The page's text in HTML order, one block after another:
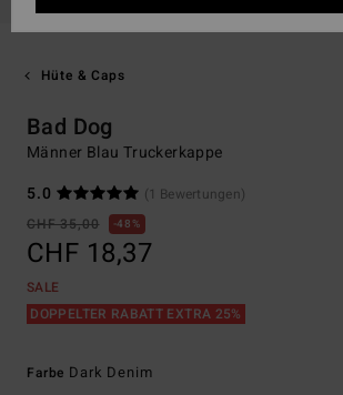
Hüte & Caps
Bad Dog
Männer Blau Truckerkappe
5.0
(1 Bewertungen)
CHF 35,00
48%
CHF 18,37
SALE
DOPPELTER RABATT EXTRA 25%
Farbe Dark Denim